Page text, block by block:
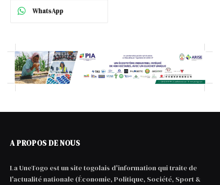
WhatsApp
A PROPOS DE NOUS
La UneTogo est un site togolais d'information qui traite de
l'actualité nationale (Économie, Politique, Société, Sport &